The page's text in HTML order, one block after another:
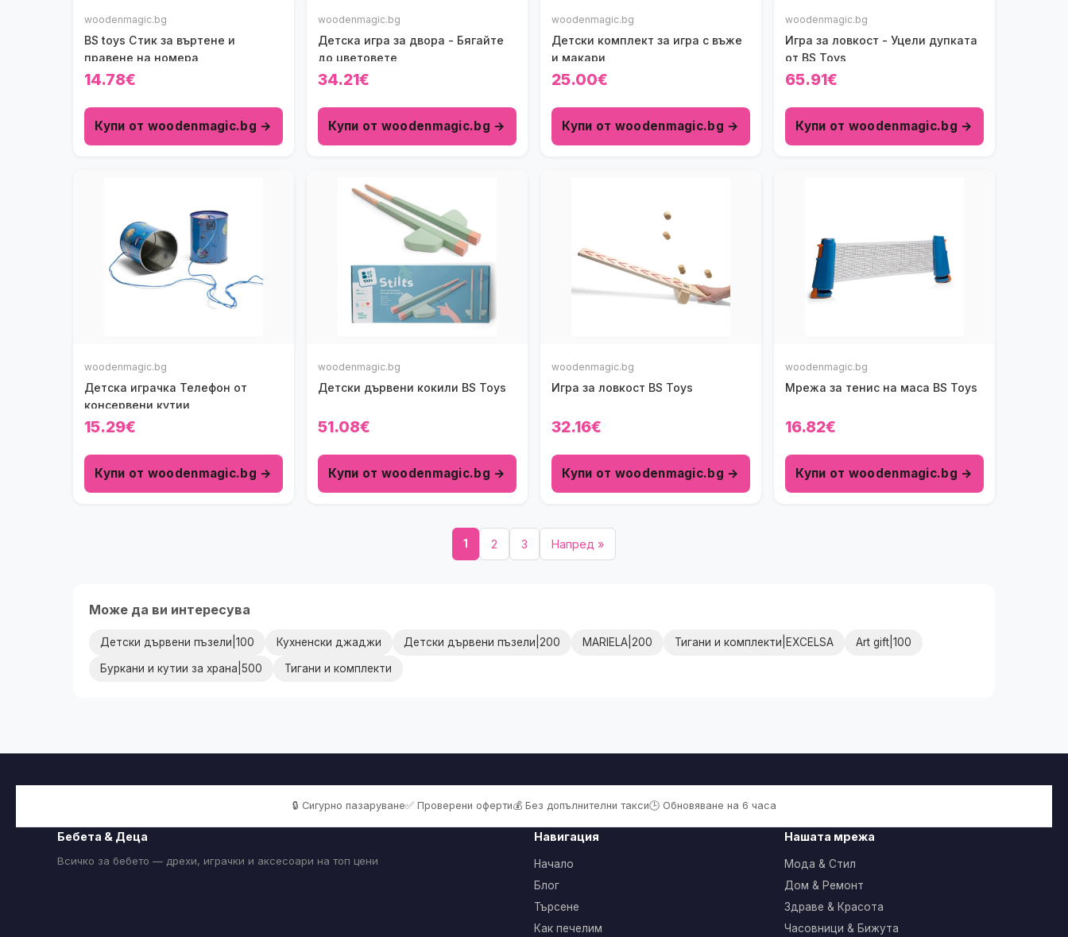
woodenmagic.bg
BS toys Стик за въртене и
правене на номера
14.78€
Купи от woodenmagic.bg →
woodenmagic.bg
Детска игра за двора - Бягайте
до цветовете
34.21€
Купи от woodenmagic.bg →
woodenmagic.bg
Детски комплект за игра с въже
и макари
25.00€
Купи от woodenmagic.bg →
woodenmagic.bg
Игра за ловкост - Уцели дупката
от BS Toys
65.91€
Купи от woodenmagic.bg →
woodenmagic.bg
Детска играчка Телефон от
консервени кутии
15.29€
Купи от woodenmagic.bg →
woodenmagic.bg
Детски дървени кокили BS Toys
51.08€
Купи от woodenmagic.bg →
woodenmagic.bg
Игра за ловкост BS Toys
32.16€
Купи от woodenmagic.bg →
woodenmagic.bg
Мрежа за тенис на маса BS Toys
16.82€
Купи от woodenmagic.bg →
1 2 3 Напред »
Може да ви интересува
Детски дървени пъзели|100 Кухненски джаджи Детски дървени пъзели|200 MARIELA|200 Тигани и комплекти|EXCELSA Art gift|100
Буркани и кутии за храна|500 Тигани и комплекти
🔒 Сигурно пазаруване✅ Проверени оферти💰 Без допълнителни такси🕒 Обновяване на 6 часа
Бебета & Деца
Всичко за бебето — дрехи, играчки и аксесоари на топ цени
Навигация
Начало
Блог
Търсене
Как печелим
Нашата мрежа
Мода & Стил
Дом & Ремонт
Здраве & Красота
Часовници & Бижута